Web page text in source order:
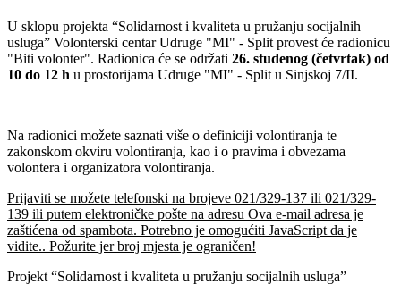
U sklopu projekta “Solidarnost i kvaliteta u pružanju socijalnih
usluga” Volonterski centar Udruge "MI" - Split provest će radionicu
"Biti volonter". Radionica će se održati 26. studenog (četvrtak) od
10 do 12 h u prostorijama Udruge "MI" - Split u Sinjskoj 7/II.
Na radionici možete saznati više o definiciji volontiranja te
zakonskom okviru volontiranja, kao i o pravima i obvezama
volontera i organizatora volontiranja.
Prijaviti se možete telefonski na brojeve 021/329-137 ili 021/329-
139 ili putem elektroničke pošte na adresu Ova e-mail adresa je
zaštićena od spambota. Potrebno je omogućiti JavaScript da je
vidite.. Požurite jer broj mjesta je ograničen!
Projekt “Solidarnost i kvaliteta u pružanju socijalnih usluga”